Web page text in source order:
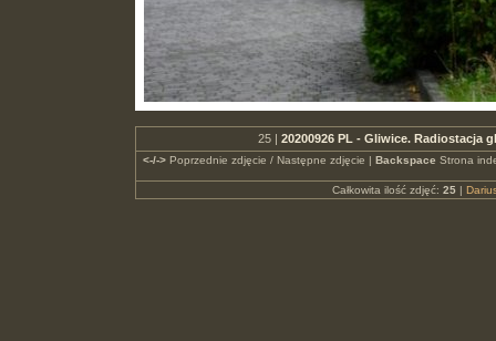
25 | 20200926 PL - Gliwice. Radiostacja
<-/->Poprzednie zdjęcie / Następne zdjęcie | Backspace Strona
Całkowita ilość zdjęć: 25|